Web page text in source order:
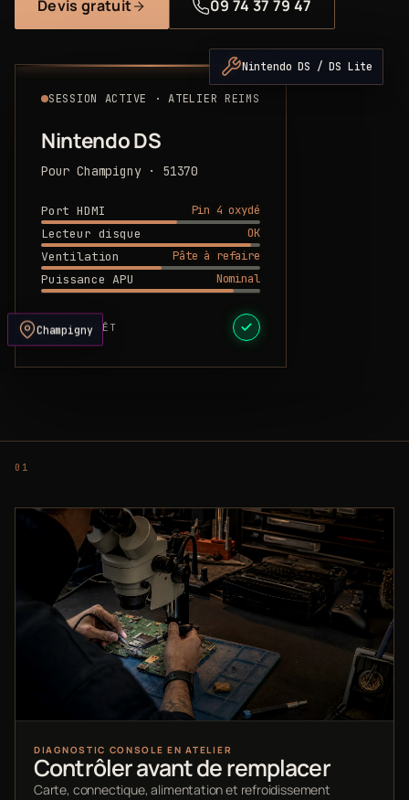
Devis gratuit 09 74 37 79 47
SESSION ACTIVE · ATELIER REIMS
Nintendo DS
Pour Champigny · 51370
Port HDMI
Pin 4 oxydé
Lecteur disque
OK
Ventilation
Pâte à refaire
Puissance APU
Nominal
DEVIS PRÊT
Nintendo DS / DS Lite
Champigny
DIAGNOSTIC CONSOLE EN ATELIER
Contrôler avant de remplacer
Carte, connectique, alimentation et refroidissement